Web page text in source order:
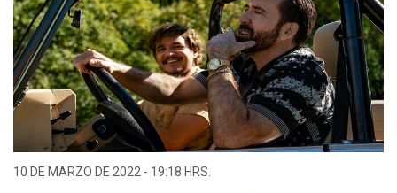
10 DE MARZO DE 2022 - 19:18 HRS.